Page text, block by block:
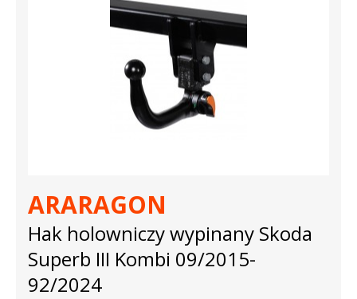
ARARAGON
Hak holowniczy wypinany Skoda
Superb III Kombi 09/2015-
92/2024